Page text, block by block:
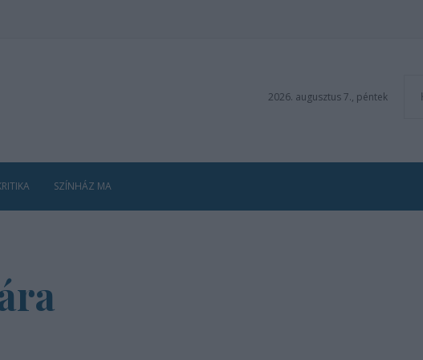
2026. augusztus 7., péntek
SZÍNHÁZ MA